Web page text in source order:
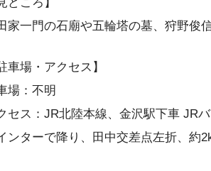
家一門の石廟や五輪塔の墓、狩野俊
車場・アクセス】
場：不明
セス：JR北陸本線、金沢駅下車 JR
ンターで降り、田中交差点左折、約